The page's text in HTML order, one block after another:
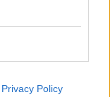
Privacy Policy